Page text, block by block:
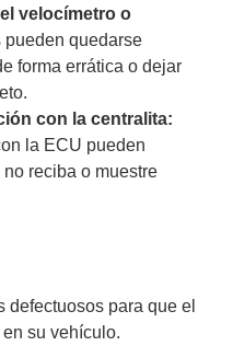
velocímetro o
pueden quedarse
forma errática o dejar
con la centralita:
la ECU pueden
reciba o muestre
defectuosos para que el
su vehículo.